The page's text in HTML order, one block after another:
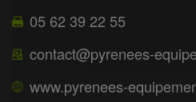
05 62 39 22 55
contact@pyrenees-
www.pyrenees-